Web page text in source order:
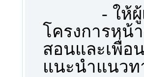
- ให้
โครงการหน้
สอนและเพื่อ
แนะนำแนวท